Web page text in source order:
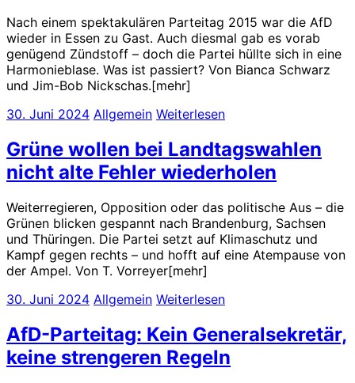
Nach einem spektakulären Parteitag 2015 war die AfD
wieder in Essen zu Gast. Auch diesmal gab es vorab
genügend Zündstoff – doch die Partei hüllte sich in eine
Harmonieblase. Was ist passiert? Von Bianca Schwarz
und Jim-Bob Nickschas.[mehr]
30. Juni 2024 Allgemein Weiterlesen
Grüne wollen bei Landtagswahlen
nicht alte Fehler wiederholen
Weiterregieren, Opposition oder das politische Aus – die
Grünen blicken gespannt nach Brandenburg, Sachsen
und Thüringen. Die Partei setzt auf Klimaschutz und
Kampf gegen rechts – und hofft auf eine Atempause von
der Ampel. Von T. Vorreyer[mehr]
30. Juni 2024 Allgemein Weiterlesen
AfD-Parteitag: Kein Generalsekretär,
keine strengeren Regeln